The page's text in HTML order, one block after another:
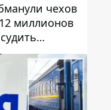
чехов
миллионов